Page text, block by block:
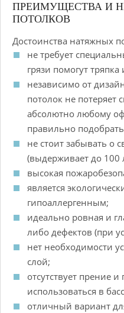
ПРЕИМУЩЕСТВА И
ПОТОЛКОВ
Достоинства натяжных
не требует
грязи помогут
независимо от
потолок не потеряет
абсолютно любому
правильно
не стоит забывать о
(выдерживает до 100
высокая
является
гипоаллергенным;
идеально ровная и
либо дефектов (при
нет необходимости
слой;
отсутствует прение
использоваться в
отличный вариант